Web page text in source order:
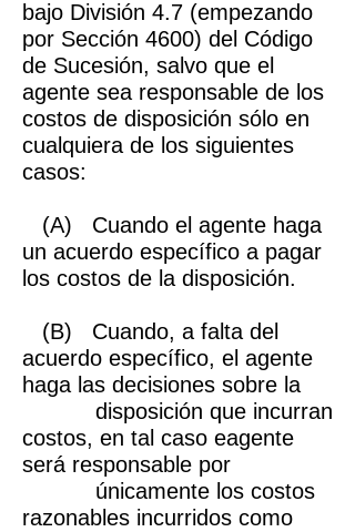
bajo División 4.7 (empezando
por Sección 4600) del Código
de Sucesión, salvo que el
agente sea responsable de los
costos de disposición sólo en
cualquiera de los siguientes
casos:
(A) Cuando el agente haga
un acuerdo específico a pagar
los costos de la disposición.
(B) Cuando, a falta del
acuerdo específico, el agente
haga las decisiones sobre la
disposición que incurran
costos, en tal caso eagente
será responsable por
únicamente los costos
razonables incurridos como